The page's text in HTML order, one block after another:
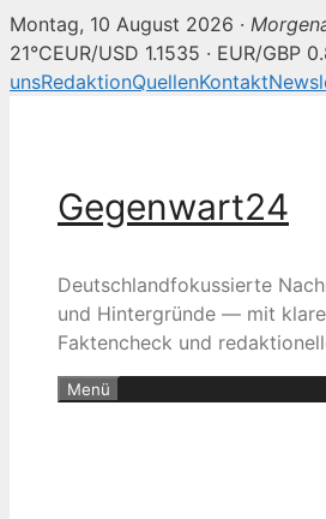
Montag, 10 August 2026 ·
21°CEUR/USD 1.1535 · EUR/GBP
unsRedaktionQuellenKontakt
Gegenwart24
Deutschlandfokussierte
und Hintergründe — mit
Faktencheck und
Menü